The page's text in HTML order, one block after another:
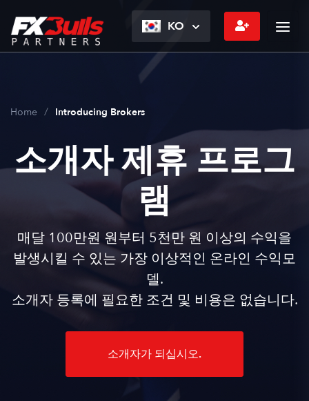
KO
Home Introducing Brokers
소개자 제휴 프로그
램
매달 100만원 원부터 5천만 원 이상의 수익을
발생시킬 수 있는 가장 이상적인 온라인 수익모
델.
소개자 등록에 필요한 조건 및 비용은 없습니다.
소개자가 되십시오.